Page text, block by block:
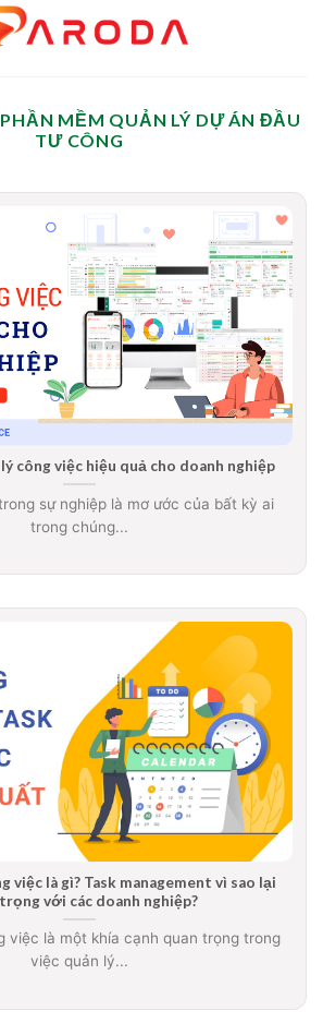
PHẦN MỀM QUẢN LÝ DỰ ÁN ĐẦU
TƯ CÔNG
công việc hiệu quả cho doanh nghiệp
sự nghiệp là mơ ước của bất kỳ ai
trong chúng...
việc là gì? Task management vì sao lại
với các doanh nghiệp?
việc là một khía cạnh quan trọng trong
việc quản lý...